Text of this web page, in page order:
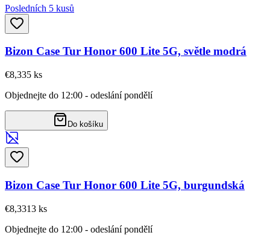
Posledních 5 kusů
Bizon Case Tur Honor 600 Lite 5G, světle modrá
€8,335 ks
Objednejte do 12:00 - odeslání pondělí
Do košíku
Bizon Case Tur Honor 600 Lite 5G, burgundská
€8,3313 ks
Objednejte do 12:00 - odeslání pondělí